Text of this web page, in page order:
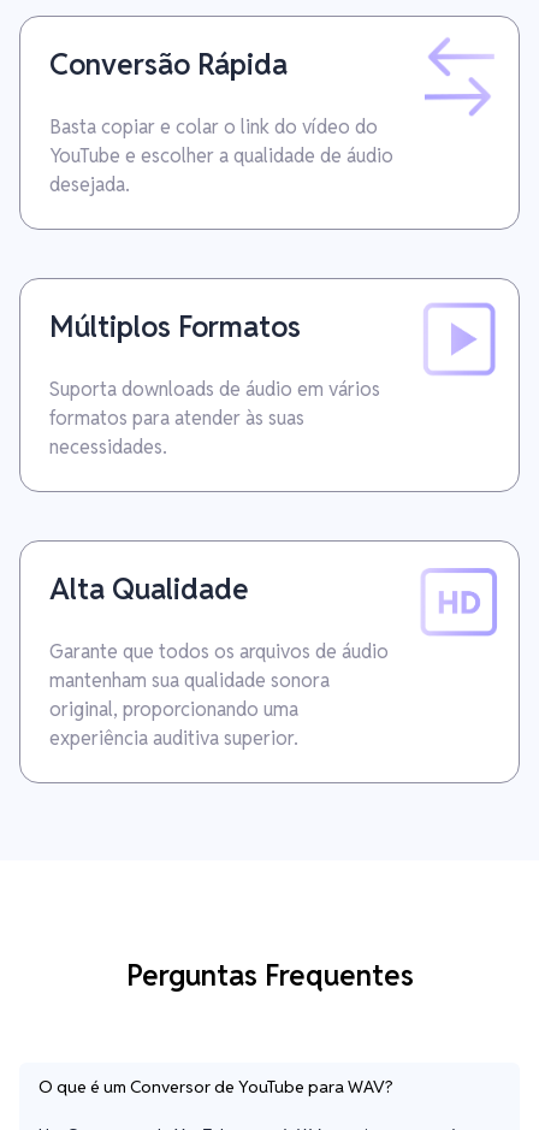
Conversão Rápida
Basta copiar e colar o link do vídeo do
YouTube e escolher a qualidade de áudio
desejada.
Múltiplos Formatos
Suporta downloads de áudio em vários
formatos para atender às suas
necessidades.
Alta Qualidade
Garante que todos os arquivos de áudio
mantenham sua qualidade sonora
original, proporcionando uma
experiência auditiva superior.
Perguntas Frequentes
O que é um Conversor de YouTube para WAV?